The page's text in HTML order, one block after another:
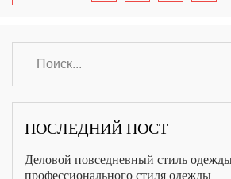
ПОСЛЕДНИЙ ПОСТ
Деловой повседневный стиль
профессионального стиля одежды